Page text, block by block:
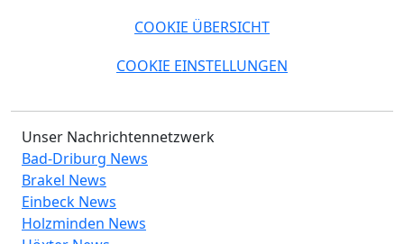
COOKIE ÜBERSICHT
COOKIE EINSTELLUNGEN
Unser Nachrichtennetzwerk
Bad-Driburg News
Brakel News
Einbeck News
Holzminden News